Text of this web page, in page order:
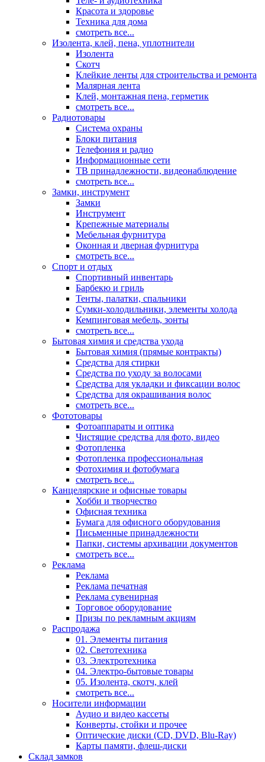
Красота и здоровье
Техника для дома
смотреть все...
Изолента, клей, пена, уплотнители
Изолента
Скотч
Клейкие ленты для строительства и ремонта
Малярная лента
Клей, монтажная пена, герметик
смотреть все...
Радиотовары
Система охраны
Блоки питания
Телефония и радио
Информационные сети
ТВ принадлежности, видеонаблюдение
смотреть все...
Замки, инструмент
Замки
Инструмент
Крепежные материалы
Мебельная фурнитура
Оконная и дверная фурнитура
смотреть все...
Спорт и отдых
Спортивный инвентарь
Барбекю и гриль
Тенты, палатки, спальники
Сумки-холодильники, элементы холода
Кемпинговая мебель, зонты
смотреть все...
Бытовая химия и средства ухода
Бытовая химия (прямые контракты)
Средства для стирки
Средства по уходу за волосами
Средства для укладки и фиксации волос
Средства для окрашивания волос
смотреть все...
Фототовары
Фотоаппараты и оптика
Чистящие средства для фото, видео
Фотопленка
Фотопленка профессиональная
Фотохимия и фотобумага
смотреть все...
Канцелярские и офисные товары
Хобби и творчество
Офисная техника
Бумага для офисного оборудования
Письменные принадлежности
Папки, системы архивации документов
смотреть все...
Реклама
Реклама
Реклама печатная
Реклама сувенирная
Торговое оборудование
Призы по рекламным акциям
Распродажа
01. Элементы питания
02. Светотехника
03. Электротехника
04. Электро-бытовые товары
05. Изолента, скотч, клей
смотреть все...
Носители информации
Аудио и видео кассеты
Конверты, стойки и прочее
Оптические диски (CD, DVD, Blu-Ray)
Карты памяти, флеш-диски
Склад замков